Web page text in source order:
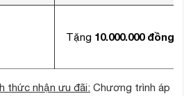
Tặng 10.000.000 đồng
thức nhận ưu đãi: Chương trình áp